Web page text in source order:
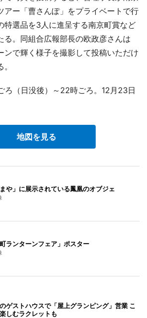
アー「曹さんぽ」をプライベートで行
特選品を3人に進呈する南京町賞など
る。同組合広報部長の欧政彦さんは
ンで輝く様子を撮影して投稿いただけ
ろ（日没後）～22時ごろ。12月23日
地図を見る
まや」に展示されている鳳凰のオブジェ
町ランターンフェア」ポスター
ゲストハウスで「屋上グランピング」営業 こ
しむラクレットも